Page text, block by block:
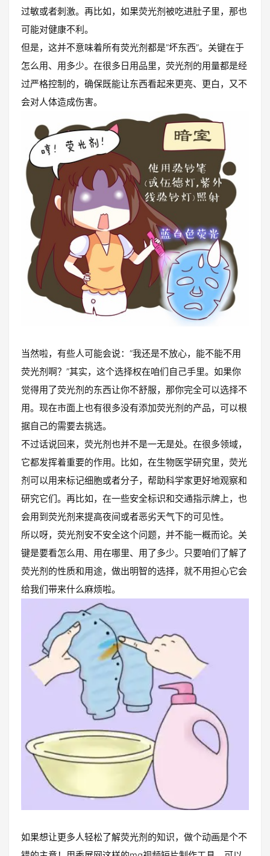
过敏或者刺激。再比如，如果荧光剂被吃进肚子里，那也
可能对健康不利。
但是，这并不意味着所有荧光剂都是“坏东西”。关键在于
怎么用、用多少。在很多日用品里，荧光剂的用量都是经
过严格控制的，确保既能让东西看起来更亮、更白，又不
会对人体造成伤害。
当然啦，有些人可能会说：“我还是不放心，能不能不用
荧光剂啊？”其实，这个选择权在咱们自己手里。如果你
觉得用了荧光剂的东西让你不舒服，那你完全可以选择不
用。现在市面上也有很多没有添加荧光剂的产品，可以根
据自己的需要去挑选。
不过话说回来，荧光剂也并不是一无是处。在很多领域，
它都发挥着重要的作用。比如，在生物医学研究里，荧光
剂可以用来标记细胞或者分子，帮助科学家更好地观察和
研究它们。再比如，在一些安全标识和交通指示牌上，也
会用到荧光剂来提高夜间或者恶劣天气下的可见性。
所以呀，荧光剂安不安全这个问题，并不能一概而论。关
键是要看怎么用、用在哪里、用了多少。只要咱们了解了
荧光剂的性质和用途，做出明智的选择，就不用担心它会
给我们带来什么麻烦啦。
如果想让更多人轻松了解荧光剂的知识，做个动画是个不